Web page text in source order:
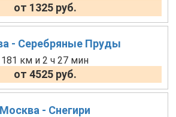
от 1325 руб.
- Серебряные Пруды
181 км и 2 ч 27 мин
от 4525 руб.
Москва - Снегири